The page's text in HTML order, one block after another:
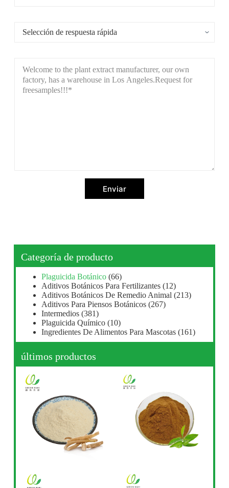
Enviar
Categoría de producto
Plaguicida Botánico (66)
Aditivos Botánicos Para Fertilizantes (12)
Aditivos Botánicos De Remedio Animal (213)
Aditivos Para Piensos Botánicos (267)
Intermedios (381)
Plaguicida Químico (10)
Ingredientes De Alimentos Para Mascotas (161)
últimos productos